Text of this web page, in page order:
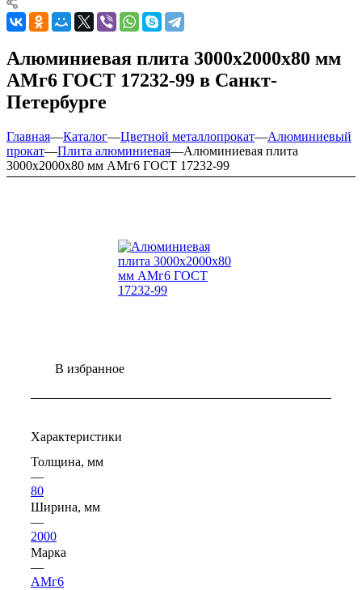
Алюминиевая плита 3000х2000х80 мм
АМг6 ГОСТ 17232-99 в Санкт-
Петербурге
Главная—Каталог—Цветной металлопрокат—Алюминиевый
прокат—Плита алюминиевая—Алюминиевая плита
3000х2000х80 мм АМг6 ГОСТ 17232-99
В избранное
Характеристики
Толщина, мм
—
80
Ширина, мм
—
2000
Марка
—
АМг6